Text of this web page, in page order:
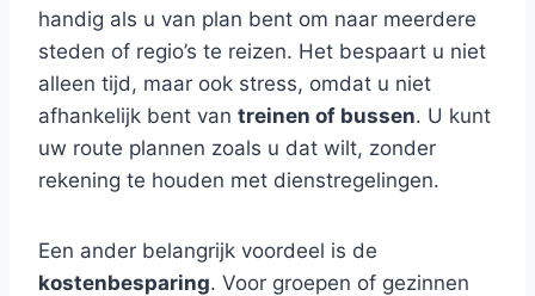
handig als u van plan bent om naar meerdere
steden of regio’s te reizen. Het bespaart u niet
alleen tijd, maar ook stress, omdat u niet
afhankelijk bent van treinen of bussen. U kunt
uw route plannen zoals u dat wilt, zonder
rekening te houden met dienstregelingen.
Een ander belangrijk voordeel is de
kostenbesparing. Voor groepen of gezinnen